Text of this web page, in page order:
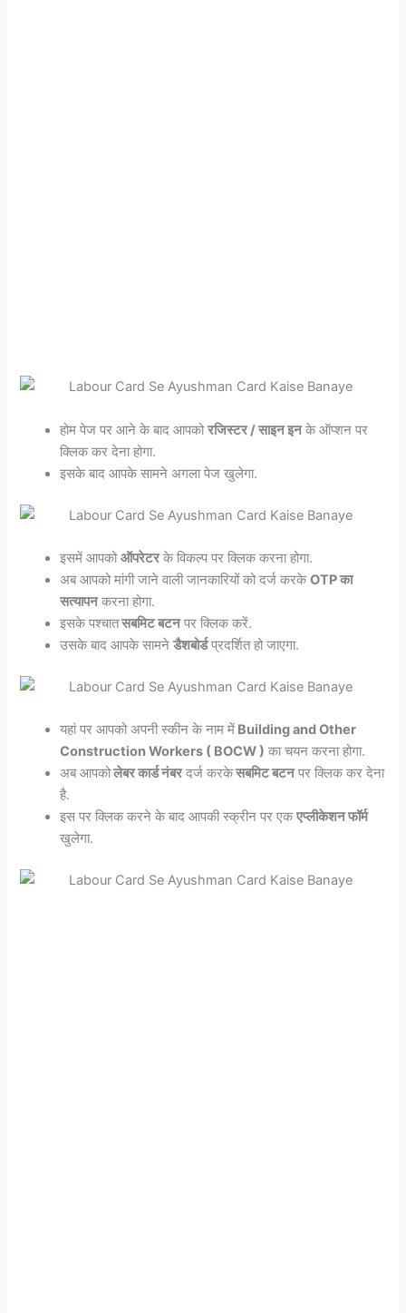
होम पेज पर आने के बाद आपकोरजिस्टर / साइन इनके ऑप्शन पर
क्लिक कर देना होगा.
इसके बाद आपके सामने अगला पेज खुलेगा.
इसमें आपकोऑपरेटरके विकल्प पर क्लिक करना होगा.
अब आपको मांगी जाने वाली जानकारियों को दर्ज करकेOTP का
सत्यापनकरना होगा.
इसके पश्चातसबमिट बटनपर क्लिक करें.
उसके बाद आपके सामनेडैशबोर्डप्रदर्शित हो जाएगा.
यहां पर आपको अपनी स्कीन के नाम में Building and Other
Construction Workers ( BOCW ) का चयन करना होगा.
अब आपकोलेबर कार्ड नंबरदर्ज करकेसबमिट बटनपर क्लिक कर देना
है.
इस पर क्लिक करने के बाद आपकी स्क्रीन पर एकएप्लीकेशन फॉर्म
खुलेगा.